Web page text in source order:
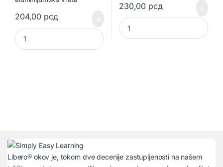
204,00 рсд
Prihvatnik za bravu za aluminijumska vrata quantity
230,00 рсд
Odbojnik za vrata quantity
Libero® okov je, tokom dve decenije zastupljenosti na našem